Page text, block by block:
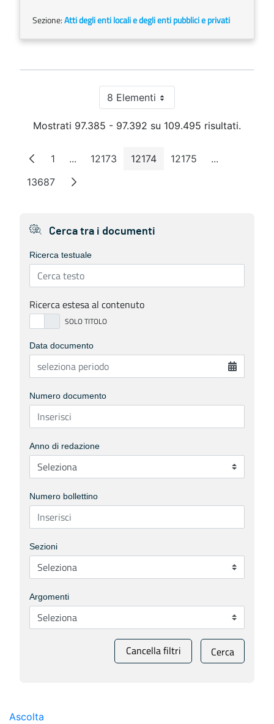
Sezione:Atti degli enti locali e degli enti pubblici e privati
8 ElementiPer pagina
Mostrati 97.385 - 97.392 su 109.495 risultati.
Pagina
1 ...Pagine intermedie
Pagina
12173 Pagina
12174 Pagina
12175 ...Pagine
Pagina
13687
Cerca tra i documenti
Ricerca testuale
Ricerca estesa al contenuto
Data documento
Numero documento
Anno di redazione
Numero bollettino
Sezioni
Argomenti
Cancella filtri Cerca
Ascolta